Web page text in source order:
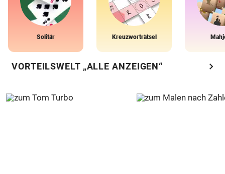
Solitär Kreuzworträtsel
VORTEILSWELT „ALLE ANZEIGEN“ chevron_right